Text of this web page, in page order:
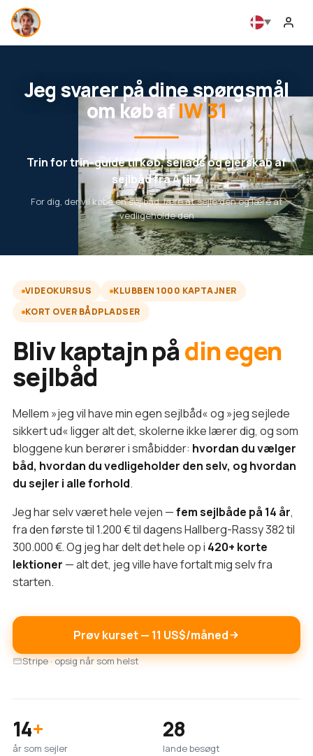
Jeg svarer på dine spørgsmål
om køb afIW 31
Trin for trin-guide til køb, sejlads og ejerskab af
sejlbåd fra A til Z
For dig, der vil købe en sejlbåd, lære at sejle den og lære at
vedligeholde den
VIDEOKURSUS
KLUBBEN 1000 KAPTAJNER
KORT OVER BÅDPLADSER
Bliv kaptajn pådin egen
sejlbåd
Mellem »jeg vil have min egen sejlbåd« og »jeg sejlede
sikkert ud« ligger alt det, skolerne ikke lærer dig, og som
bloggene kun berører i småbidder: hvordan du vælger
båd, hvordan du vedligeholder den selv, og hvordan
du sejler i alle forhold.
Jeg har selv været hele vejen —fem sejlbåde på 14 år,
fra den første til 1.200 € til dagens Hallberg-Rassy 382 til
300.000 €. Og jeg har delt det hele op i 420+ korte
lektioner — alt det, jeg ville have fortalt mig selv fra
starten.
Prøv kurset — 11 US$/måned
Stripe · opsig når som helst
14+
år som sejler
28
lande besøgt